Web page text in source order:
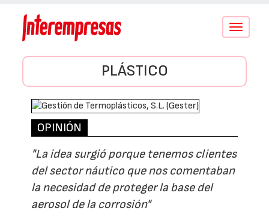
Conmutar
PLÁSTICO
OPINIÓN
"La idea surgió porque tenemos clientes
del sector náutico que nos comentaban
la necesidad de proteger la base del
aerosol de la corrosión"